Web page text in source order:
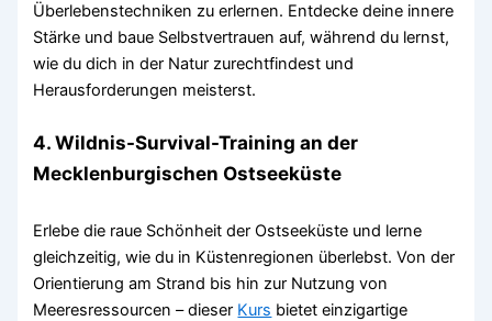
Überlebenstechniken zu erlernen. Entdecke deine innere
Stärke und baue Selbstvertrauen auf, während du lernst,
wie du dich in der Natur zurechtfindest und
Herausforderungen meisterst.
4. Wildnis-Survival-Training an der
Mecklenburgischen Ostseeküste
Erlebe die raue Schönheit der Ostseeküste und lerne
gleichzeitig, wie du in Küstenregionen überlebst. Von der
Orientierung am Strand bis hin zur Nutzung von
Meeresressourcen – dieser Kurs bietet einzigartige